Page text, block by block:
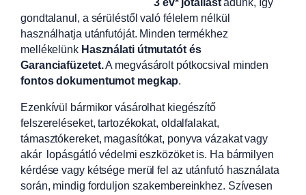
gondtalanul, a sérüléstől való félelem nélkül
használhatja utánfutóját. Minden termékhez
mellékelünk Használati útmutatót és
Garanciafüzetet.A megvásárolt pótkocsival minden
fontos dokumentumot megkap.
Ezenkívül bármikor vásárolhat kiegészítő
felszereléseket, tartozékokat, oldalfalakat,
támasztókereket, magasítókat, ponyva vázakat vagy
akár lopásgátló védelmi eszközöket is. Ha bármilyen
kérdése vagy kétsége merül fel az utánfutó használata
során, mindig forduljon szakembereinkhez. Szívesen